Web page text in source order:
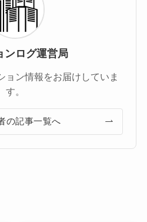
ンログ運営局
ョン情報をお届けしていま
す。
の記事一覧へ